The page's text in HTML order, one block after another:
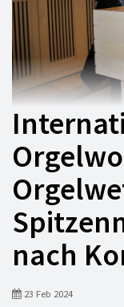
nach
23 Feb 2024